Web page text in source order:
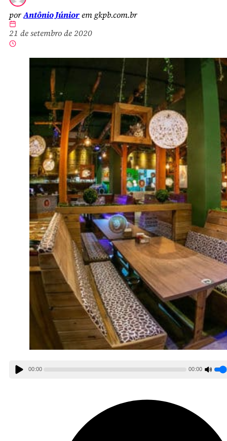
porAntônio Júniorem gkpb.com.br
21 de setembro de 2020
00:00 00:00